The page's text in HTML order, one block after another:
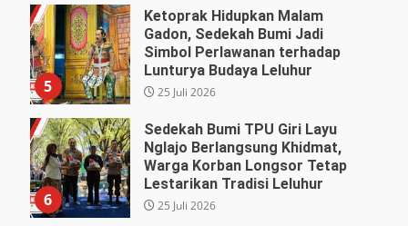
27 Juli 2026
5
Ketoprak Hidupkan Malam
Gadon, Sedekah Bumi Jadi
Simbol Perlawanan terhadap
Lunturya Budaya Leluhur
25 Juli 2026
6
Sedekah Bumi TPU Giri Layu
Nglajo Berlangsung Khidmat,
Warga Korban Longsor Tetap
Lestarikan Tradisi Leluhur
25 Juli 2026